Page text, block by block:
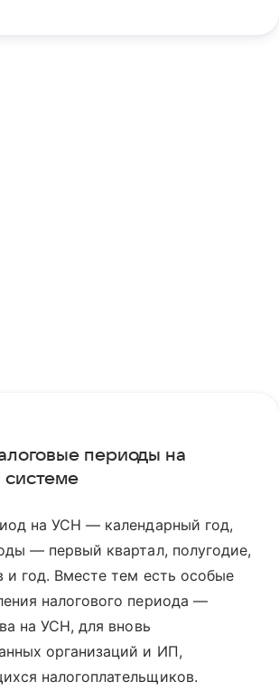
периоды на
на УСН — календарный год,
— первый квартал, полугодие,
и год. Вместе тем есть особые
налогового периода —
на УСН, для вновь
организаций и ИП,
налогоплательщиков.